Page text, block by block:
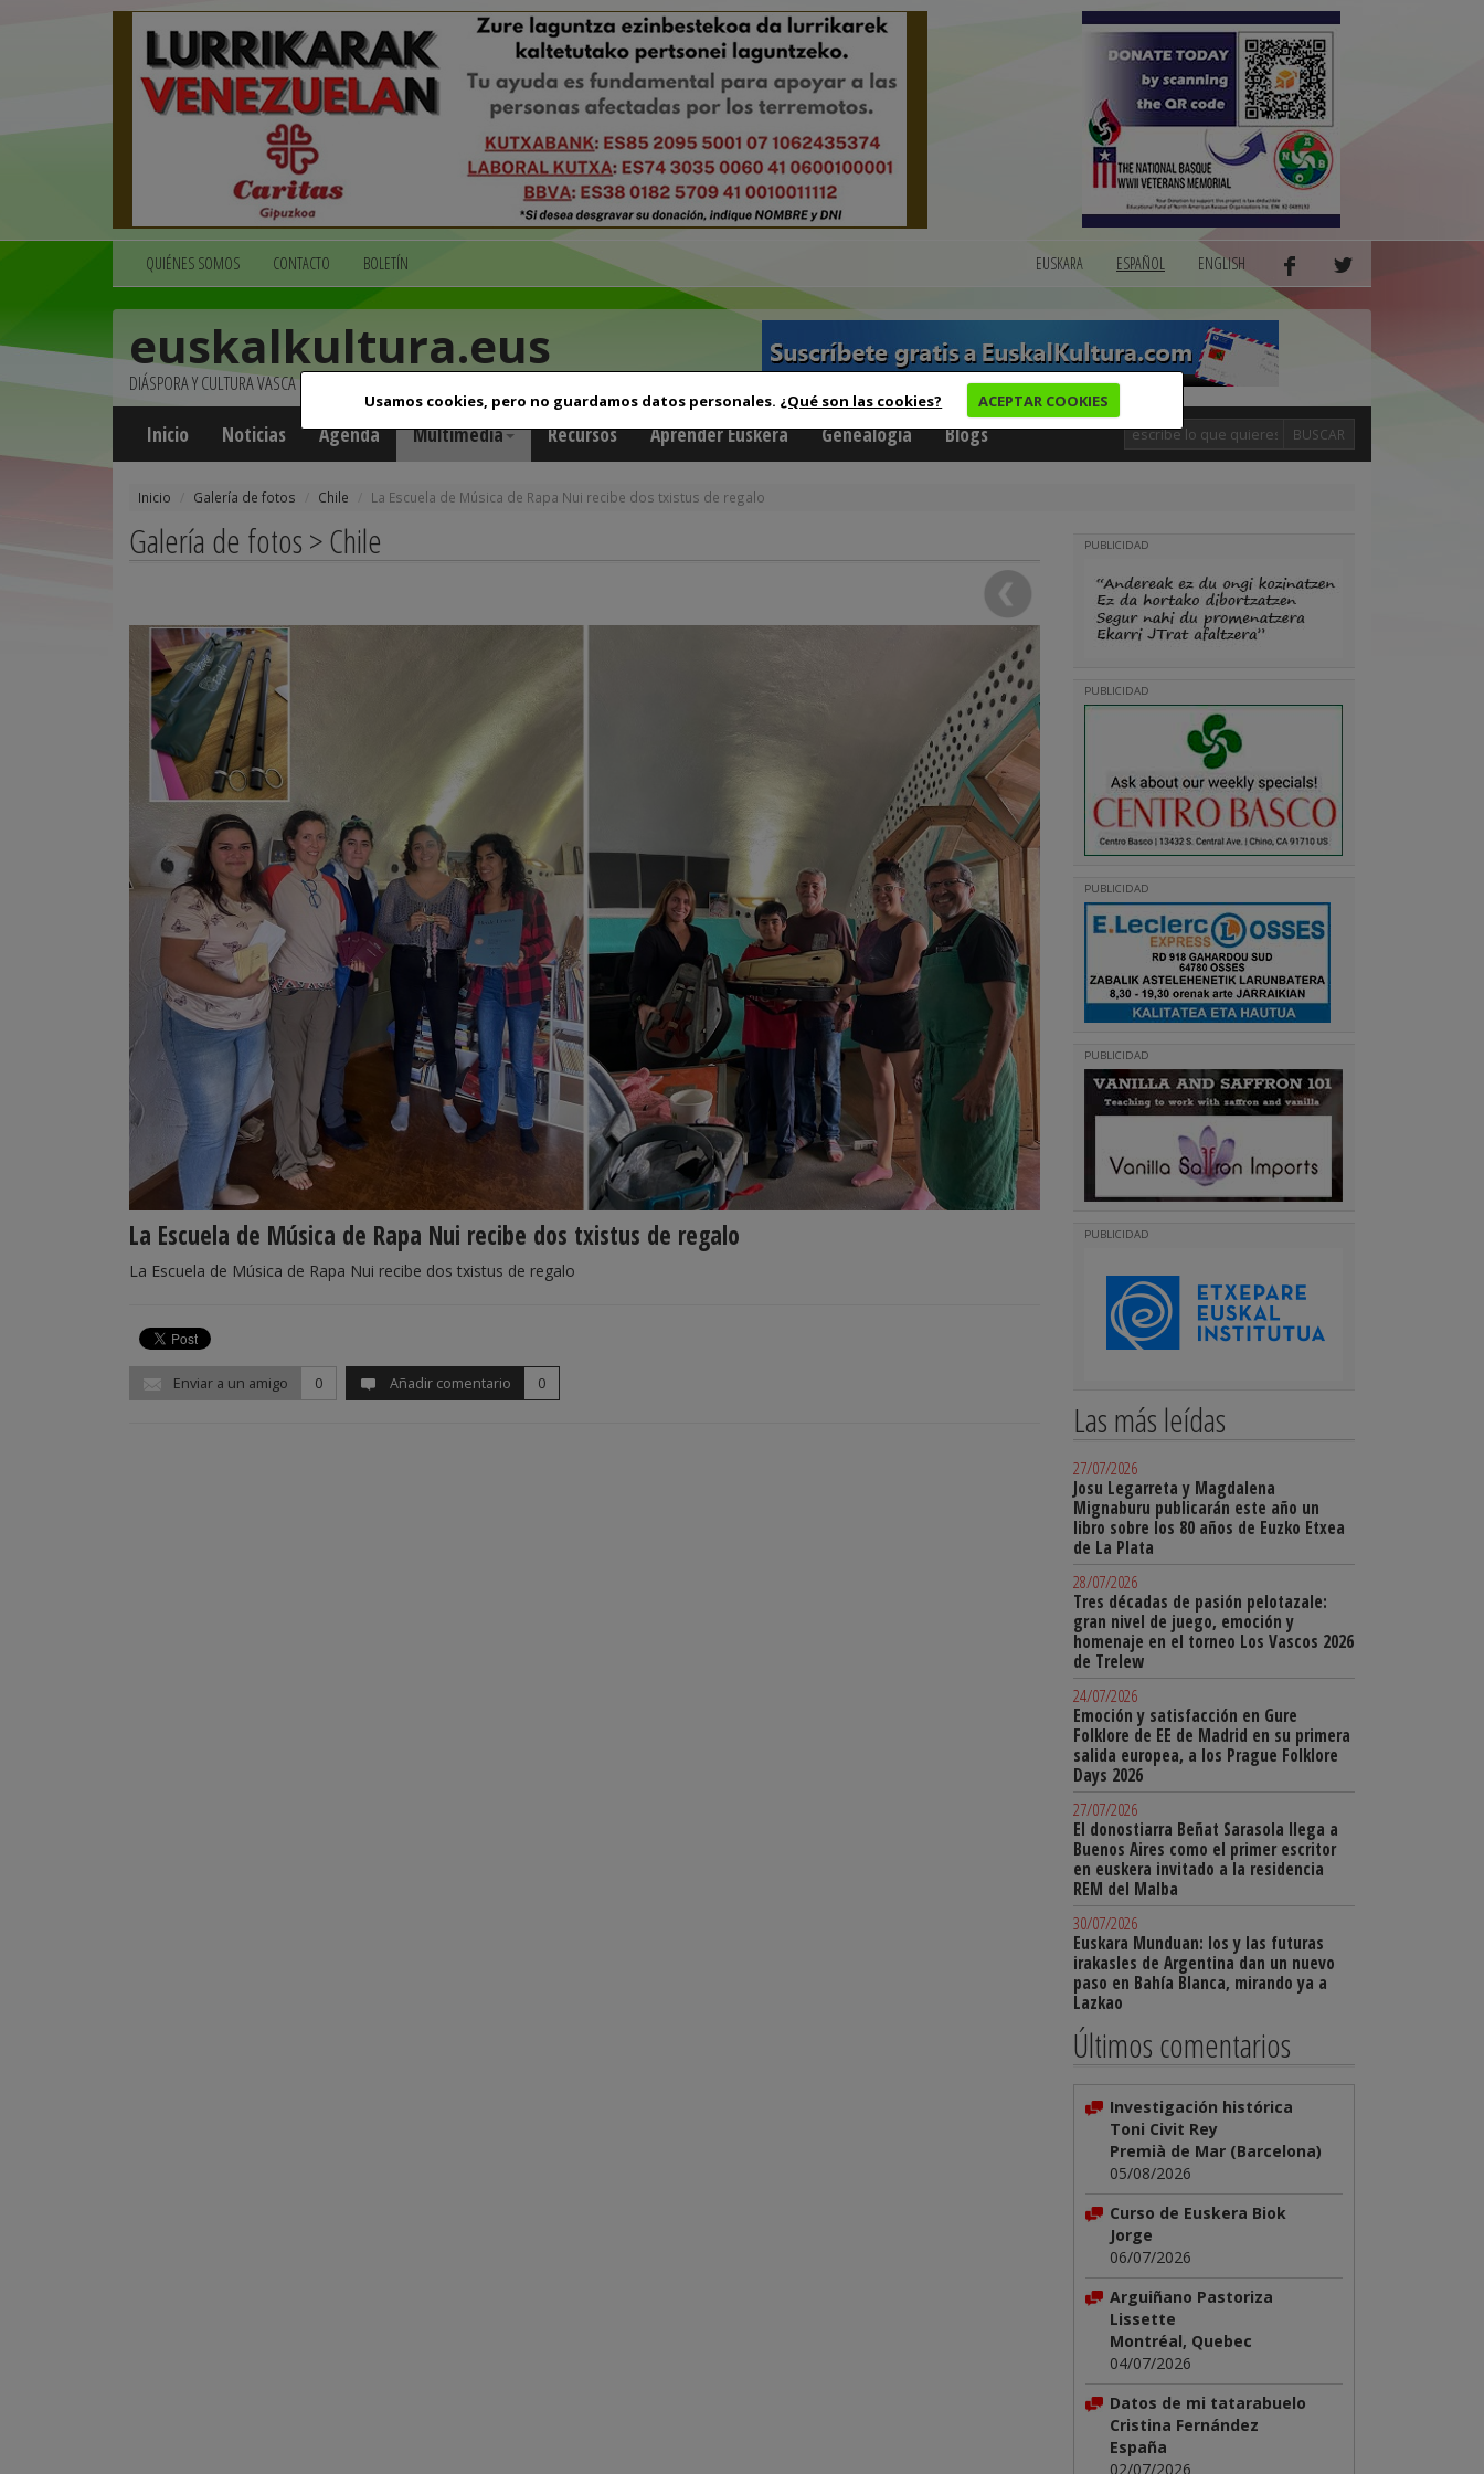
Usamos cookies, pero no guardamos datos personales. ¿Qué son las cookies? ACEPTAR COOKIES
QUIÉNES SOMOS CONTACTO BOLETÍN EUSKARA ESPAÑOL ENGLISH
euskalkultura.eus
DIÁSPORA Y CULTURA VASCA
Inicio Noticias Agenda Multimedia Recursos Aprender Euskera Genealogía Blogs BUSCAR
Inicio Galería de fotos Chile La Escuela de Música de Rapa Nui recibe dos txistus de regalo
Galería de fotos > Chile
La Escuela de Música de Rapa Nui recibe dos txistus de regalo
La Escuela de Música de Rapa Nui recibe dos txistus de regalo
Enviar a un amigo 0 Añadir comentario 0
PUBLICIDAD
PUBLICIDAD
PUBLICIDAD
PUBLICIDAD
PUBLICIDAD
Las más leídas
27/07/2026
Josu Legarreta y Magdalena
Mignaburu publicarán este año un
libro sobre los 80 años de Euzko Etxea
de La Plata
28/07/2026
Tres décadas de pasión pelotazale:
gran nivel de juego, emoción y
homenaje en el torneo Los Vascos 2026
de Trelew
24/07/2026
Emoción y satisfacción en Gure
Folklore de EE de Madrid en su primera
salida europea, a los Prague Folklore
Days 2026
27/07/2026
El donostiarra Beñat Sarasola llega a
Buenos Aires como el primer escritor
en euskera invitado a la residencia
REM del Malba
30/07/2026
Euskara Munduan: los y las futuras
irakasles de Argentina dan un nuevo
paso en Bahía Blanca, mirando ya a
Lazkao
Últimos comentarios
Investigación histórica
Toni Civit Rey
Premià de Mar (Barcelona)
05/08/2026
Curso de Euskera Biok
Jorge
06/07/2026
Arguiñano Pastoriza
Lissette
Montréal, Quebec
04/07/2026
Datos de mi tatarabuelo
Cristina Fernández
España
02/07/2026